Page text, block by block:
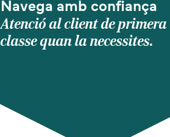
Navega amb confiança
Atenció al client de primera
classe quan la necessites.